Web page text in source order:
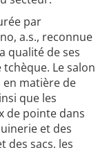
par
a.s., reconnue
qualité de ses
Le salon
en matière de
que les
de pointe dans
et des
des sacs, les